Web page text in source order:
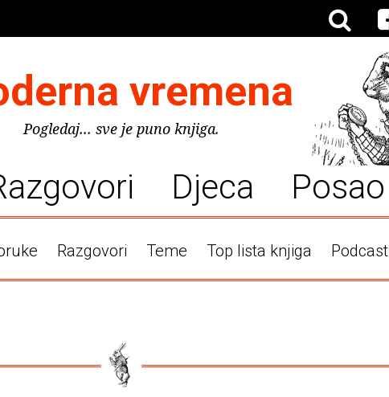
vremena
Pogledaj... sve je puno knjiga.
Djeca Posao
Razgovori Teme Top lista knjiga Podcast